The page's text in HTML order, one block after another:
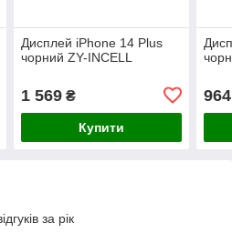
Дисплей iPhone 14 Plus
чорний ZY-INCELL
1 569₴
Купити
964
за рік